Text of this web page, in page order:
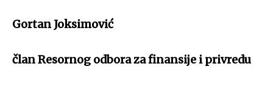
Gortan Joksimović
član Resornog odbora za finansije i privredu